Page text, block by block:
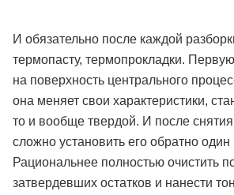
И обязательно после каждой
термопасту, термопрокладки.
на поверхность центрального
она меняет свои характеристики,
то и вообще твердой. И после
сложно установить его обратно один
Рациональнее полностью очистить
затвердевших остатков и нанести